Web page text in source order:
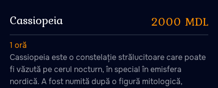
Cassiopeia 2000 MDL
1 oră
Cassiopeia este o constelație strălucitoare care poate
fi văzută pe cerul nocturn, în special în emisfera
nordică. A fost numită după o figură mitologică,